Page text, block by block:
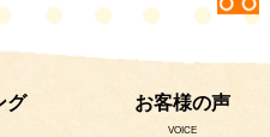
グ お客様の声
VOICE